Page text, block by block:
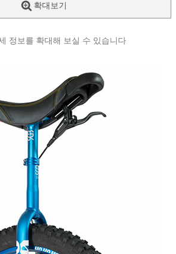
확대보기
정보를 확대해 보실 수 있습니다